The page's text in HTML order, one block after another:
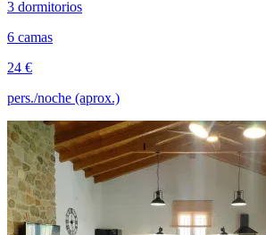
3 dormitorios
6 camas
24 €
pers./noche (aprox.)